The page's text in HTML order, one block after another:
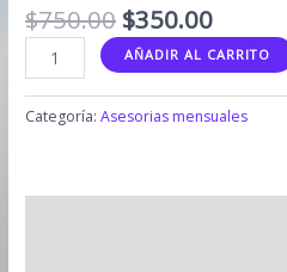
$750.00 El
precio
original
era:
$750.00.
$350.00El
precio
actual
es:
Servicio
Mensual
(30
días)
AÑADIR AL CARRITO
Categoría:Asesorias mensuales